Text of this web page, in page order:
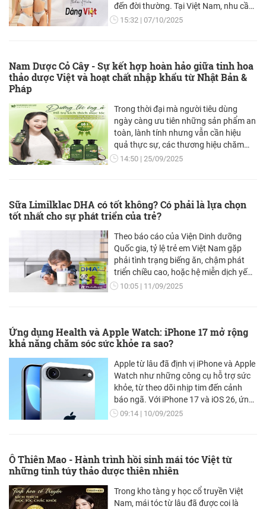
đến đời thường. Tại Việt Nam, nhu cầu
nội y ren tăng cao đi kèm yêu cầu khắt
các chuẩn mực này.
15:32 07/10/2025
Nam Dược Cỏ Cây - Sự kết hợp hoàn hảo giữa tinh hoa
thảo dược Việt và hoạt chất nhập khẩu từ Nhật Bản &
Pháp
Trong thời đại mà người tiêu dùng
ngày càng ưu tiên những sản phẩm an
toàn, lành tính nhưng vẫn cần hiệu
quả thực sự, các thương hiệu chăm
sóc cá nhân phải không ngừng đổi mới
biệt: kết hợp thảo dược truyền thống
với tinh hoa khoa học hiện đại thế giới,
nhiên - an toàn - hiệu quả bền vững.
14:50 25/09/2025
Sữa Limilklac DHA có tốt không? Có phải là lựa chọn
tốt nhất cho sự phát triển của trẻ?
Theo báo cáo của Viện Dinh dưỡng
Quốc gia, tỷ lệ trẻ em Việt Nam gặp
phải tình trạng biếng ăn, chậm phát
triển chiều cao, hoặc hệ miễn dịch yếu
đang gia tăng, khiến nhiều cha mẹ lo
một giải pháp dinh dưỡng toàn diện,
được thiết kế chuyên biệt cho trẻ từ 0-
10:05 11/09/2025
Ứng dụng Health và Apple Watch: iPhone 17 mở rộng
khả năng chăm sóc sức khỏe ra sao?
Apple từ lâu đã định vị iPhone và Apple
Watch như những công cụ hỗ trợ sức
khỏe, từ theo dõi nhịp tim đến cảnh
báo ngã. Với iPhone 17 và iOS 26, ứng
dụng Health đã được nâng cấp mạnh
dữ liệu, iPhone 17 còn phân tích, dự
đoán và đưa ra gợi ý cá nhân hóa nhờ
09:14 10/09/2025
Ô Thiên Mao - Hành trình hồi sinh mái tóc Việt từ
những tinh túy thảo dược thiên nhiên
Trong kho tàng y học cổ truyền Việt
Nam, mái tóc từ lâu đã được coi là